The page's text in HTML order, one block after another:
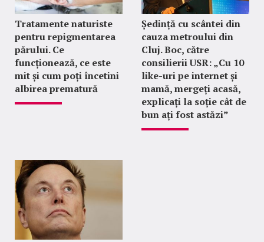
Tratamente naturiste
pentru repigmentarea
părului. Ce
funcționează, ce este
mit și cum poți încetini
albirea prematură
Ședință cu scântei din
cauza metroului din
Cluj. Boc, către
consilierii USR: „Cu 10
like-uri pe internet și
mamă, mergeți acasă,
explicați la soție cât de
bun ați fost astăzi”